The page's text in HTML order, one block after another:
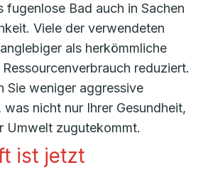
Bad auch in Sachen
Viele der verwendeten
als herkömmliche
reduziert.
Sie weniger aggressive
was nicht nur Ihrer Gesundheit,
Umwelt zugutekommt.
ist jetzt